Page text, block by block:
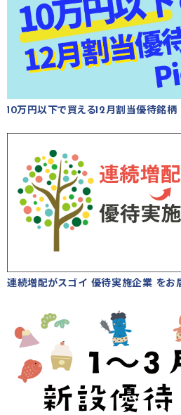
10万円以下で買える12月割当優待銘柄
連続増配がスゴイ 優待実施企業 をお